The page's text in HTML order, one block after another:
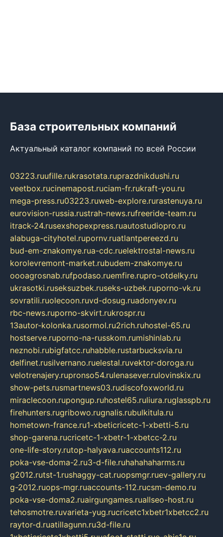
База строительных компаний
Актуальный каталог компаний по всей России
03223.ruufille.rukrasotata.ruprazdnikdushi.ru
veetbox.rucinemapost.ruciam-fr.rukraft-you.ru
mega-press.ru03223.ruweb-explore.rurastenuya.ru
eurovision-russia.rustrah-news.rufreeride-team.ru
itrack-24.rusexshopexpress.ruautostudiopro.ru
alabuga-cityhotel.rupornv.ruatlantpereezd.ru
bud-em-znakomye.rua-cdc.ruelektrostal-news.ru
korolevremont-market.rubudem-znakomye.ru
oooagrosnab.rufpodaso.ruemfire.rupro-otdelky.ru
ukrasotki.ruseksuzbek.ruseks-uzbek.ruporno-vk.ru
sovratili.ruolecoon.ruvd-dosug.ruadonyev.ru
rbc-news.ruporno-skvirt.rukrospr.ru
13autor-kolonka.rusormol.ru2rich.ruhostel-65.ru
hostserve.ruporno-na-russkom.rumishinlab.ru
neznobi.rubigfatcc.ruhabble.rustarbucksvia.ru
delfinet.rusilvernano.ruelestal.ruvektor-doroga.ru
velotrenajery.rupronso54.rulenasever.rulovinskix.ru
show-pets.rusmartnews03.rudiscofoxworld.ru
miraclecoon.rupongup.ruhostel65.ruliura.ruglasspb.ru
firehunters.rugribowo.rugnalis.rubulkitula.ru
hometown-france.ru1-xbeticricetc-1-xbetti-5.ru
shop-garena.rucricetc-1-xbetr-1-xbetcc-2.ru
one-life-story.rutop-halyava.ruaccounts112.ru
poka-vse-doma-2.ru3-d-file.ruhahahaharms.ru
g2012.rutst-1.rushaggy-cat.ruopsmgr.ruev-gallery.ru
g-2012.ruops-mgr.ruaccounts-112.rucsm-demo.ru
poka-vse-doma2.ruairgungames.ruallseo-host.ru
tehosmotre.ruvarieta-yug.rucricetc1xbetr1xbetcc2.ru
raytor-d.ruatillagunn.ru3d-file.ru